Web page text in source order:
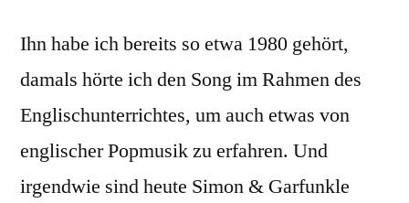
Ihn habe ich bereits so etwa 1980 gehört,
damals hörte ich den Song im Rahmen des
Englischunterrichtes, um auch etwas von
englischer Popmusik zu erfahren. Und
irgendwie sind heute Simon & Garfunkle